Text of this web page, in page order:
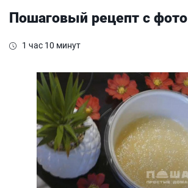
Пошаговый рецепт с фото
1 час 10 минут